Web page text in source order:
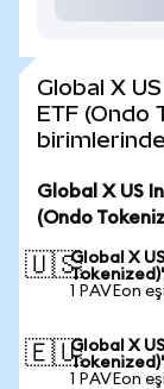
Global X
ETF (Ondo
Global X US
(Ondo
🇺🇸Global X
1 PAVEon
🇪🇺Global X
1 PAVEon